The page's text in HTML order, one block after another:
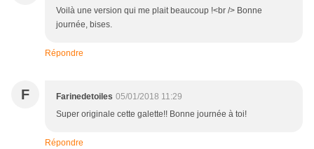
Voilà une version qui me plait beaucoup !<br /> Bonne
journée, bises.
Répondre
F Farinedetoiles 05/01/2018 11:29
Super originale cette galette!! Bonne journée à toi!
Répondre